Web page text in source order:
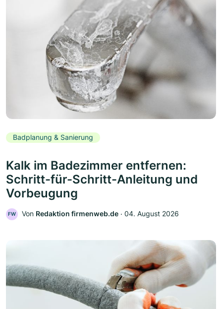
Badplanung & Sanierung
Kalk im Badezimmer entfernen:
Schritt-für-Schritt-Anleitung und
Vorbeugung
FW Von Redaktion firmenweb.de ‧ 04. August 2026